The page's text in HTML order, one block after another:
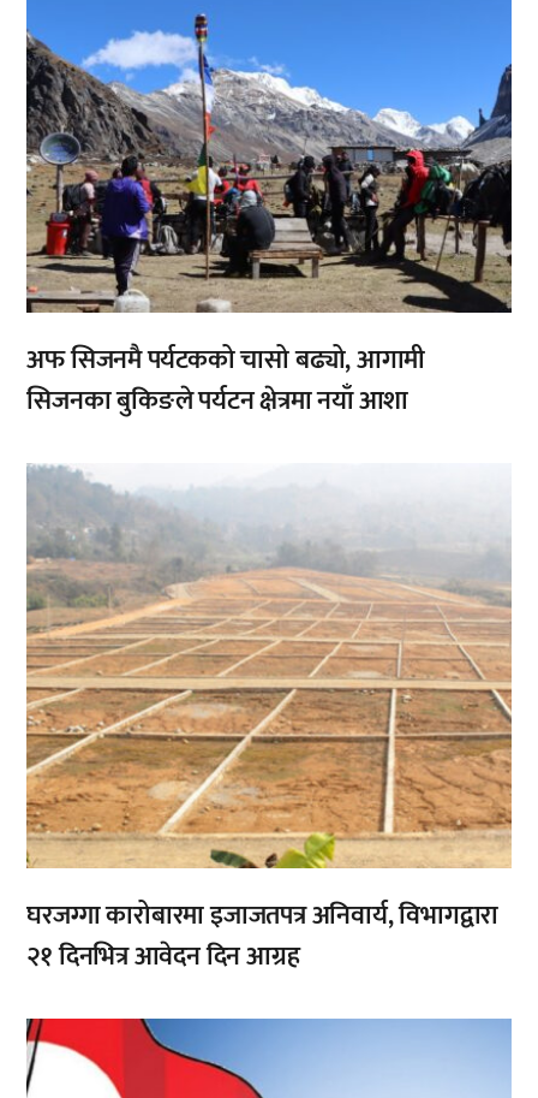
अफ सिजनमै पर्यटकको चासो बढ्यो, आगामी
सिजनका बुकिङले पर्यटन क्षेत्रमा नयाँ आशा
,
घरजग्गा कारोबारमा इजाजतपत्र अनिवार्य, विभागद्वारा
२१ दिनभित्र आवेदन दिन आग्रह
,